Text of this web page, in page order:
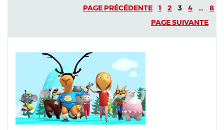
PAGE PRÉCÉDENTE 1 2 3 4 ...
8
PAGE SUIVANTE